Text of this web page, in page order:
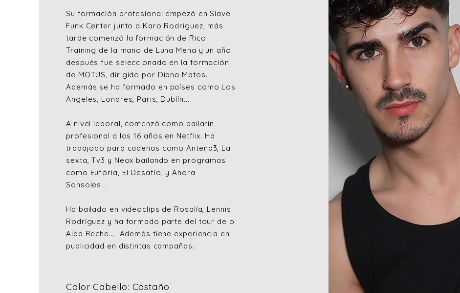
Su formación profesional empezó en Slave
Funk Center junto a Karo Rodríguez, más
tarde comenzó la formación de Rico
Training de la mano de Luna Mena y un año
después fue seleccionado en la formación
de MOTUS, dirigido por Diana Matos.
Además se ha formado en países como Los
Angeles, Londres, Paris, Dublín...
A nivel laboral, comenzó como bailarín
profesional a los 16 años en Netflix. Ha
trabajodo para cadenas como Antena3, La
sexta, Tv3 y Neox bailando en programas
como Eufória, El Desafío, y Ahora
Sonsoles...
Ha bailado en videoclips de Rosalía, Lennis
Rodríguez y ha formado parte del tour de o
Alba Reche... Además tiene experiencia en
publicidad en distintas campañas.
Color Cabello: Castaño